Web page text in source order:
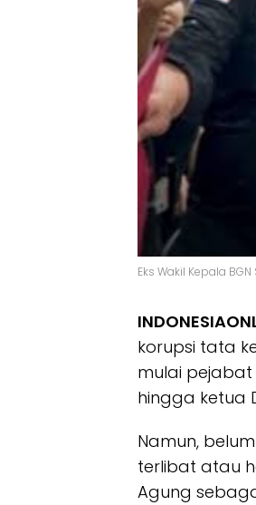
Eks Wakil Kepala
korupsi tata
mulai pejabat
hingga ketua
Namun,
terlibat atau
Agung